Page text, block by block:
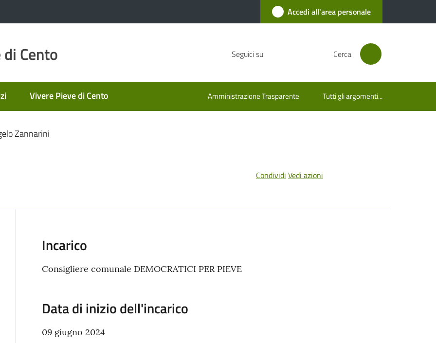
Accedi all'area personale
Cento Seguici su Cerca
Vivere Pieve di Cento Amministrazione Trasparente Tutti gli argomenti...
Zannarini
Condividi Vedi azioni
Incarico
Consigliere comunale DEMOCRATICI PER PIEVE
Data di inizio dell'incarico
09 giugno 2024